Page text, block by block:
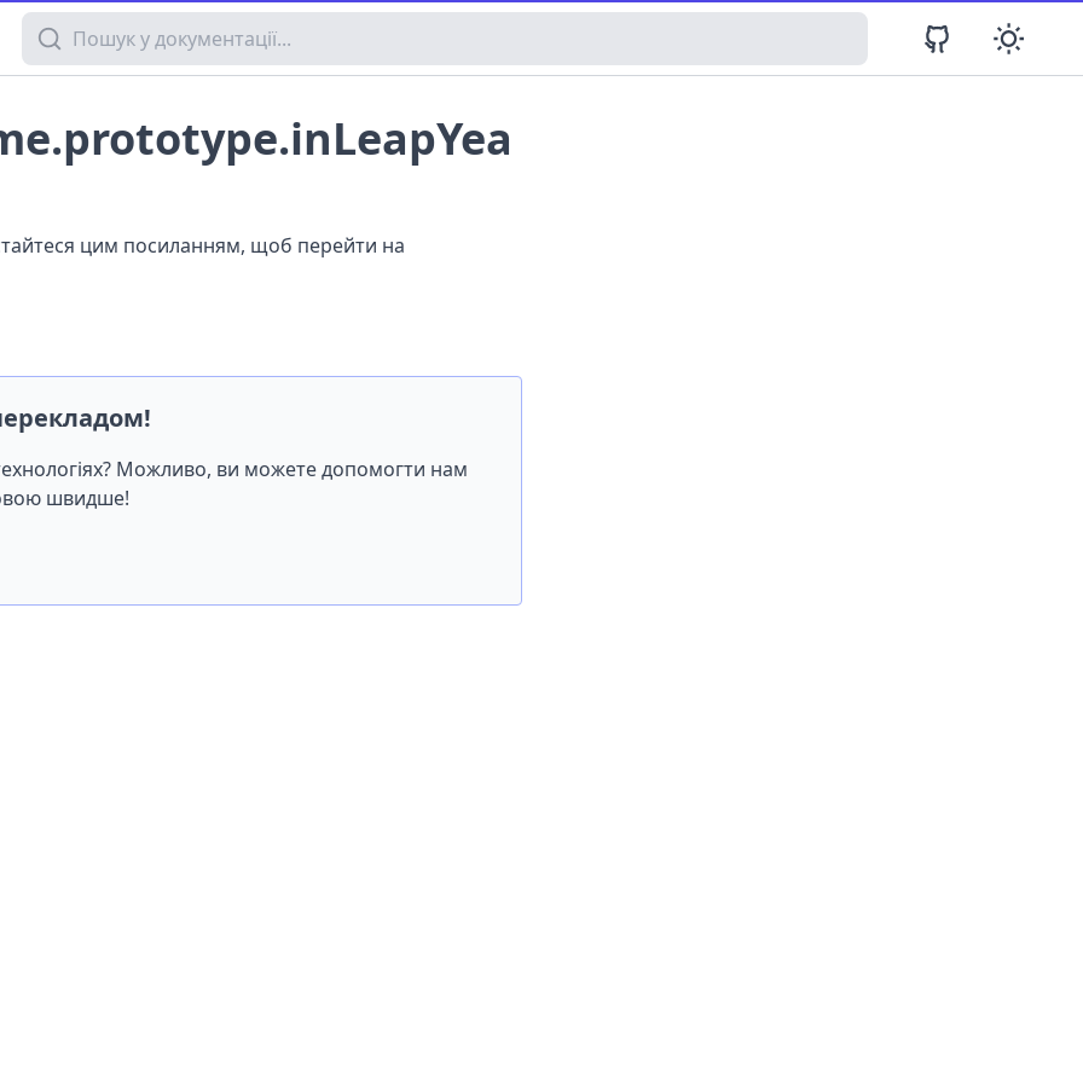
Пошук у документації
цим посиланням, щоб перейти на
Можливо, ви можете допомогти нам
швидше!